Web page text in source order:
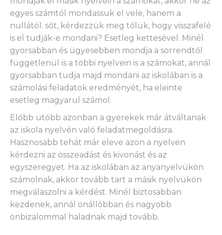
egyes számtól mondassuk el vele, hanem a
nullától. sőt, kérdezzük meg tőlük, hogy visszafelé
is el tudják-e mondani? Esetleg kettesével. Minél
gyorsabban és ügyesebben mondja a sorrendtől
függetlenül is a többi nyelvein is a számokat, annál
gyorsabban tudja majd mondani az iskolában is a
számolási feladatok eredményét, ha eleinte
esetleg magyarul számol.
Előbb utóbb azonban a gyerekek már átváltanak
az iskola nyelvén való feladatmegoldásra.
Hasznosabb tehát már eleve azon a nyelven
kérdezni az összeadást és kivonást és az
egyszeregyet. Ha az iskolában az anyanyelvükön
számolnak, akkor tovább tart a másik nyelvükön
megválaszolni a kérdést. Minél biztosabban
kezdenek, annál önállóbban és nagyobb
önbizalommal haladnak majd tovább.